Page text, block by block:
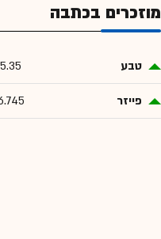
מוזכרים בכתבה
טבע
פייזר